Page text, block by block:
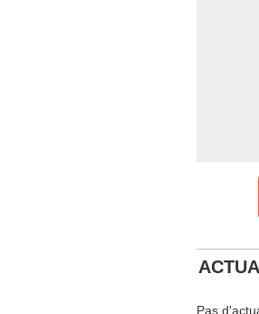
Pas